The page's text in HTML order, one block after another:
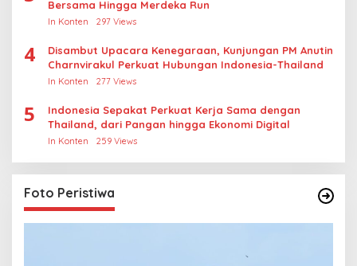
Bersama Hingga Merdeka Run
In Konten 297 Views
4
Disambut Upacara Kenegaraan, Kunjungan PM Anutin
Charnvirakul Perkuat Hubungan Indonesia-Thailand
In Konten 277 Views
5
Indonesia Sepakat Perkuat Kerja Sama dengan
Thailand, dari Pangan hingga Ekonomi Digital
In Konten 259 Views
Foto Peristiwa